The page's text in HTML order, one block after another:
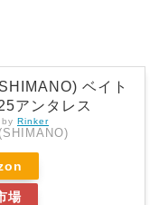
ベイト
アンタレス
Rinker
場